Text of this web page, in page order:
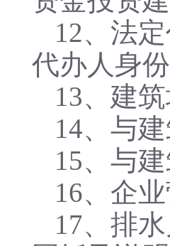
12、法
代办人身
13、建
14、与
15、与
16、企
17、排